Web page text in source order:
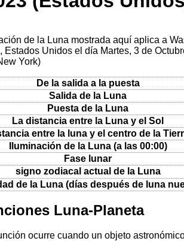
de la Luna mostrada aquí aplica a
Estados Unidos el día Martes, 3 de
York)
De la salida a la puesta
Salida de la Luna
Puesta de la Luna
La distancia entre la Luna y el Sol
entre la luna y el centro de la
Iluminación de la Luna (a las 00:00)
Fase lunar
signo zodiacal actual de la Luna
de la Luna (días después de luna
Luna-Planeta
ocurre cuando un objeto